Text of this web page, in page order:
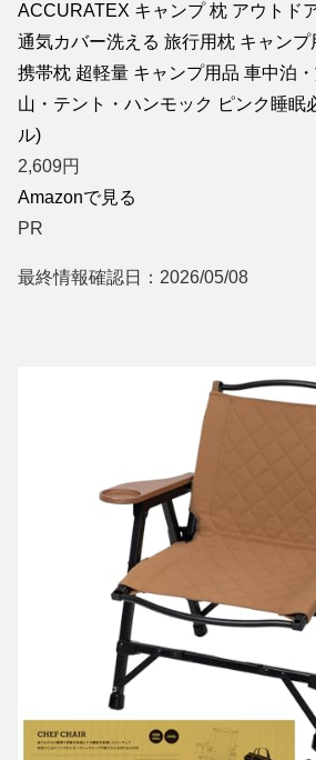
ACCURATEX キャンプ 枕 アウトド
通気カバー洗える 旅行用枕 キャンプ
携帯枕 超軽量 キャンプ用品 車中泊
山・テント・ハンモック ピンク睡眠
ル)
2,609円
Amazonで見る
PR
最終情報確認日：2026/05/08